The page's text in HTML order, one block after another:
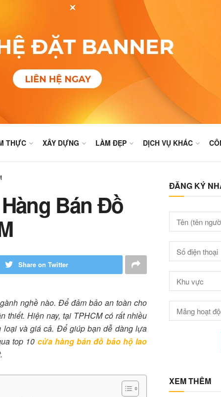
THỰC XÂY DỰNG LÀM ĐẸP DỊCH VỤ KHÁC
Bán Đồ
Share on Twitter
nghề nào. Để đảm bảo an toàn cho
thiết. Hiện nay, tại TPHCM có rất nhiều
loại và giá cả. Để giúp bạn dễ dàng lựa
top 10 cửa hàng bán đồ bảo hộ lao
ĐĂNG KÝ
XEM THÊM